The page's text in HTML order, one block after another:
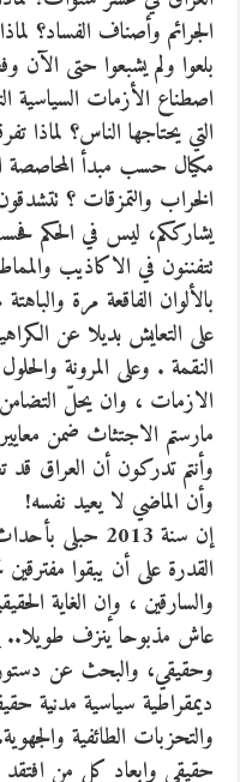
الجرائم وأصناف الفساد؟
بلعوا ولم يشبعوا حتى الآن
اصطناع الأزمات السياسية
التي يحتاجها الناس؟ لماذا
مكيال حسب مبدأ المحاصصة
الخراب والتمزقات ؟ تتشدقون
يشارككم، ليس في الحكم
تتفننون في الاكاذيب
بالألوان الفاقعة مرة
على التعايش بديلا عن
النقمة . وعلى المرونة
الازمات ، وان يحلّ
مارستم الاجتثاث ضمن
وأنتم تدركون أن العراق قد
وأن الماضي لا يعيد نفسه!
إن سنة 2013
القدرة على أن يبقوا
والسارقين ، وإن الغاية
عاش مذبوحا ينزف طويلا..
وحقيقي، والبحث عن
ديمقراطية سياسية مدنية
والتحزبات الطائفية
حقيقي وابعاد كل من افتقد